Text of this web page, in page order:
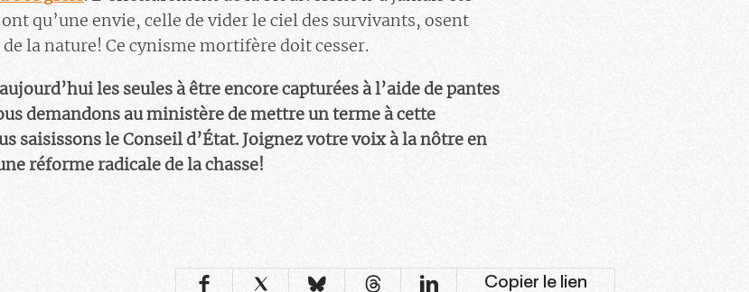
qu’une envie, celle de vider le ciel des survivants, osent
la nature! Ce cynisme mortifère doit cesser.
les seules à être encore capturées à l’aide de pantes
demandons au ministère de mettre un terme à cette
saisissons le Conseil d’État. Joignez votre voix à la nôtre en
réforme radicale de la chasse!
Copier le lien